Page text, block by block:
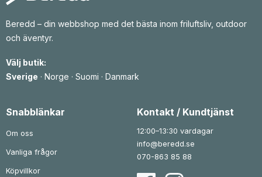
Beredd – din webbshop med det bästa inom friluftsliv, outdoor
och äventyr.
Välj butik:
Sverige · Norge · Suomi · Danmark
Snabblänkar
Om oss
Vanliga frågor
Köpvillkor
Kontakt / Kundtjänst
12:00–13:30 vardagar
info@beredd.se
070-863 85 88